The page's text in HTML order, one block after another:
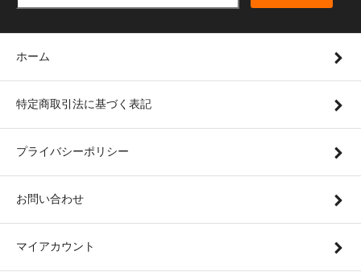
ホーム
特定商取引法に基づく表記
プライバシーポリシー
お問い合わせ
マイアカウント